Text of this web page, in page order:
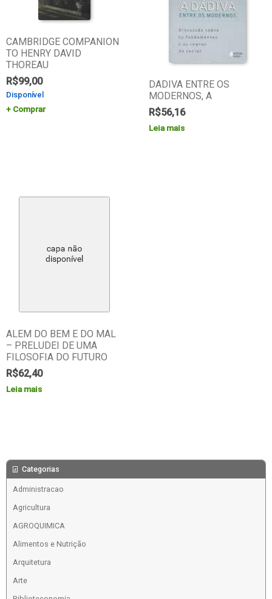
CAMBRIDGE COMPANION
TO HENRY DAVID
THOREAU
R$99,00
Disponível
Comprar
DADIVA ENTRE OS
MODERNOS, A
R$56,16
Leia mais
ALEM DO BEM E DO MAL
– PRELUDEI DE UMA
FILOSOFIA DO FUTURO
R$62,40
Leia mais
Categorias
Administracao
Agricultura
AGROQUIMICA
Alimentos e Nutrição
Arquitetura
Arte